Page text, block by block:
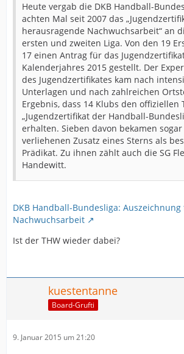
Heute vergab die DKB Handball-
achten Mal seit 2007 das
herausragende Nachwuchsarbeit“ an
ersten und zweiten Liga. Von den 19
17 einen Antrag für das
Kalenderjahres 2015 gestellt. Der
des Jugendzertifikates kam nach
Unterlagen und nach zahlreichen
Ergebnis, dass 14 Klubs den offiziellen
„Jugendzertifikat der Handball-
erhalten. Sieben davon bekamen
verliehenen Zusatz eines Sterns als
Prädikat. Zu ihnen zählt auch die SG
Handewitt.
DKB Handball-Bundesliga: Auszeichnung
Nachwuchsarbeit
Ist der THW wieder dabei?
kuestentanne
Board-Grufti
9. Januar 2015 um 21:20